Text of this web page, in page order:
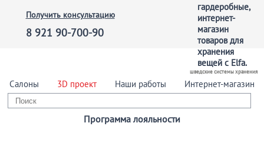
Получить консультацию
8 921 90-700-90
шведские системы хранения
Салоны 3D проект Наши работы Интернет-магазин
Программа лояльности